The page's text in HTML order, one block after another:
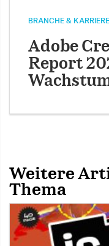
BRANCHE & KARRIERE
Adobe
Report
Weitere
Thema